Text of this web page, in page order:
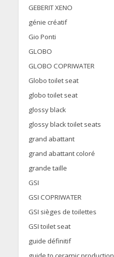
GEBERIT XENO
génie créatif
Gio Ponti
GLOBO
GLOBO COPRIWATER
Globo toilet seat
globo toilet seat
glossy black
glossy black toilet seats
grand abattant
grand abattant coloré
grande taille
GSI
GSI COPRIWATER
GSI sièges de toilettes
GSI toilet seat
guide définitif